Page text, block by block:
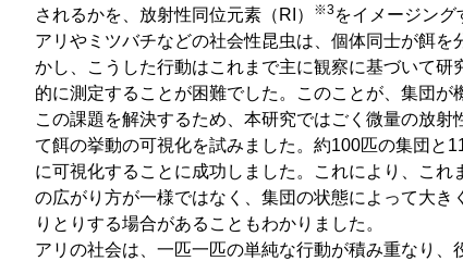
されるかを、放射性同位元素（RI）
※3をイメージング
アリやミツバチなどの社会性昆虫は、個体同士が餌
かし、こうした行動はこれまで主に観察に基づいて
的に測定することが困難でした。このことが、集団が
この課題を解決するため、本研究ではごく微量の放射
て餌の挙動の可視化を試みました。約100匹の集団と
に可視化することに成功しました。これにより、こ
の広がり方が一様ではなく、集団の状態によって大
りとりする場合があることもわかりました。
アリの社会は、一匹一匹の単純な行動が積み重なり